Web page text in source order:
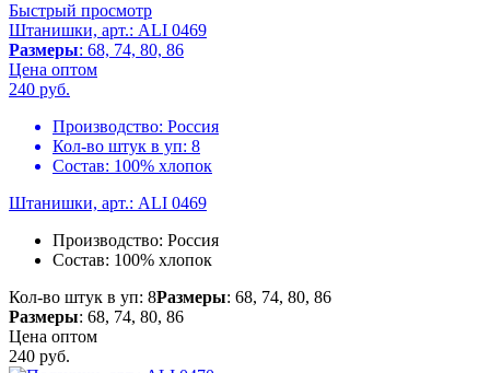
Быстрый просмотр
Штанишки, арт.: ALI 0469
Размеры: 68, 74, 80, 86
Цена оптом
240 руб.
Производство: Россия
Кол-во штук в уп: 8
Состав: 100% хлопок
Штанишки, арт.: ALI 0469
Производство: Россия
Состав: 100% хлопок
Кол-во штук в уп: 8Размеры: 68, 74, 80, 86
Размеры: 68, 74, 80, 86
Цена оптом
240 руб.